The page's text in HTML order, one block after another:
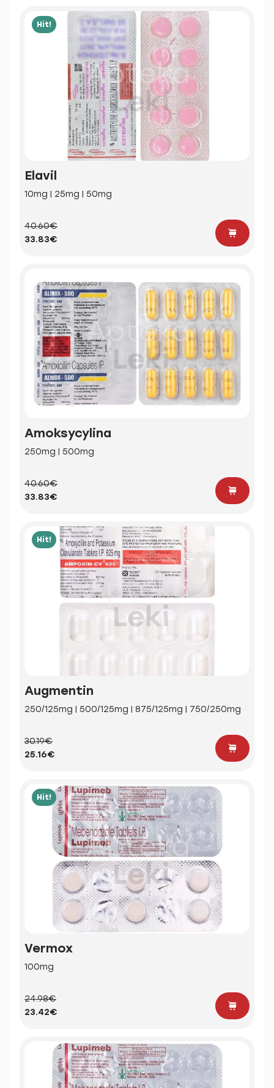
Hit!
Elavil
10mg | 25mg | 50mg
40.60€
33.83€
Amoksycylina
250mg | 500mg
40.60€
33.83€
Hit!
Augmentin
250/125mg | 500/125mg | 875/125mg | 750/250mg
30.19€
25.16€
Hit!
Vermox
100mg
24.98€
23.42€